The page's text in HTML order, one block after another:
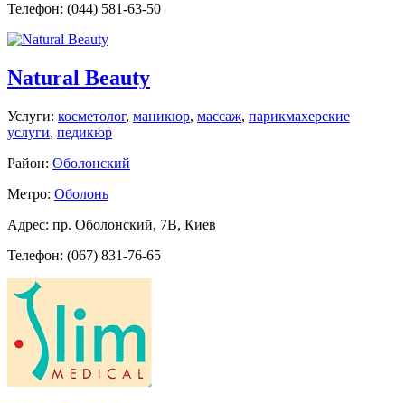
Телефон: (044) 581-63-50
Natural Beauty
Услуги: косметолог, маникюр, массаж, парикмахерские
услуги, педикюр
Район: Оболонский
Метро: Оболонь
Адрес: пр. Оболонский, 7В, Киев
Телефон: (067) 831-76-65